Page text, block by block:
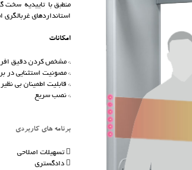
منطبق با تاییدیه سخت
استانداردهای غربالگری
امکانات
* مشخص کردن دقیق افراد در 20 زون
* مصونیت استثنایی در
* قابلیت اطمینان بی نظیر
* نصب سریع
برنامه های کاربردی
 تسهیلات اصلاحی
 دادگستری